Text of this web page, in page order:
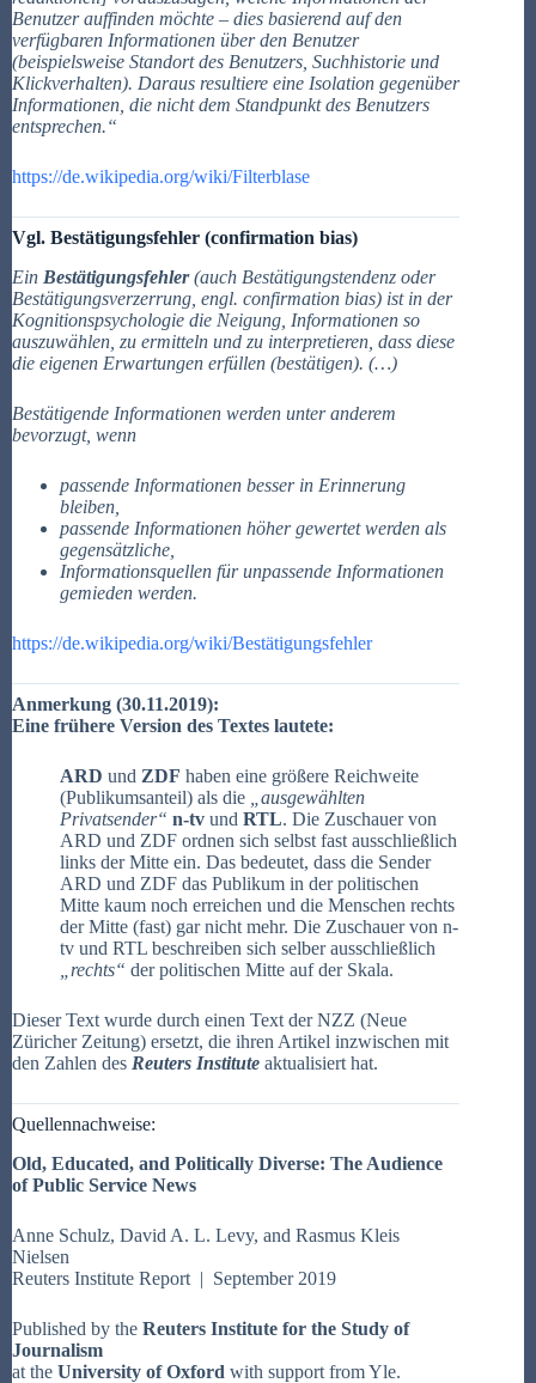
Benutzer auffinden möchte – dies basierend auf den
verfügbaren Informationen über den Benutzer
(beispielsweise Standort des Benutzers, Suchhistorie und
Klickverhalten). Daraus resultiere eine Isolation gegenüber
Informationen, die nicht dem Standpunkt des Benutzers
entsprechen.“
https://de.wikipedia.org/wiki/Filterblase
Vgl. Bestätigungsfehler (confirmation bias)
Ein Bestätigungsfehler(auch Bestätigungstendenz oder
Bestätigungsverzerrung, engl. confirmation bias) ist in der
Kognitionspsychologie die Neigung, Informationen so
auszuwählen, zu ermitteln und zu interpretieren, dass diese
die eigenen Erwartungen erfüllen (bestätigen). (…)
Bestätigende Informationen werden unter anderem
bevorzugt, wenn
passende Informationen besser in Erinnerung
bleiben,
passende Informationen höher gewertet werden als
gegensätzliche,
Informationsquellen für unpassende Informationen
gemieden werden.
https://de.wikipedia.org/wiki/Bestätigungsfehler
Anmerkung (30.11.2019):
Eine frühere Version des Textes lautete:
ARD und ZDF haben eine größere Reichweite
(Publikumsanteil) als die
„ausgewählten
Privatsender“ n-tv und RTL. Die Zuschauer von
ARD und ZDF ordnen sich selbst fast ausschließlich
links der Mitte ein. Das bedeutet, dass die Sender
ARD und ZDF das Publikum in der politischen
Mitte kaum noch erreichen und die Menschen rechts
der Mitte (fast) gar nicht mehr. Die Zuschauer von n-
tv und RTL beschreiben sich selber ausschließlich
„rechts“ der politischen Mitte auf der Skala.
Dieser Text wurde durch einen Text der NZZ (Neue
Züricher Zeitung) ersetzt, die ihren Artikel inzwischen mit
den Zahlen des Reuters Institute aktualisiert hat.
Quellennachweise:
Old, Educated, and Politically Diverse: The Audience
of Public Service News
Anne Schulz, David A. L. Levy, and Rasmus Kleis
Nielsen
Reuters Institute Report | September 2019
Published by the Reuters Institute for the Study of
Journalism
at the University of Oxford with support from Yle.